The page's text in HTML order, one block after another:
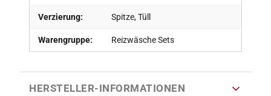
Verzierung: Spitze, Tüll
Warengruppe: Reizwäsche Sets
HERSTELLER-INFORMATIONEN